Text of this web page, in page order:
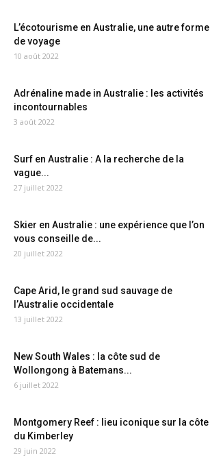
L’écotourisme en Australie, une autre forme
de voyage
10 août 2022
Adrénaline made in Australie : les activités
incontournables
3 août 2022
Surf en Australie : A la recherche de la
vague...
27 juillet 2022
Skier en Australie : une expérience que l’on
vous conseille de...
20 juillet 2022
Cape Arid, le grand sud sauvage de
l’Australie occidentale
13 juillet 2022
New South Wales : la côte sud de
Wollongong à Batemans...
6 juillet 2022
Montgomery Reef : lieu iconique sur la côte
du Kimberley
29 juin 2022